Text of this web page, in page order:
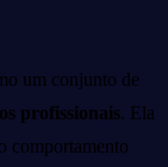
um conjunto de
profissionais. Ela
comportamento